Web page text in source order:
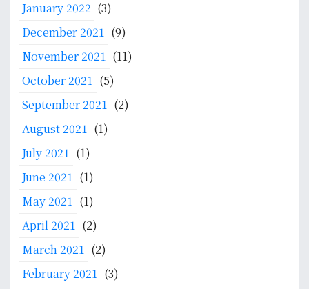
January 2022 (3)
December 2021 (9)
November 2021 (11)
October 2021 (5)
September 2021 (2)
August 2021 (1)
July 2021 (1)
June 2021 (1)
May 2021 (1)
April 2021 (2)
March 2021 (2)
February 2021 (3)